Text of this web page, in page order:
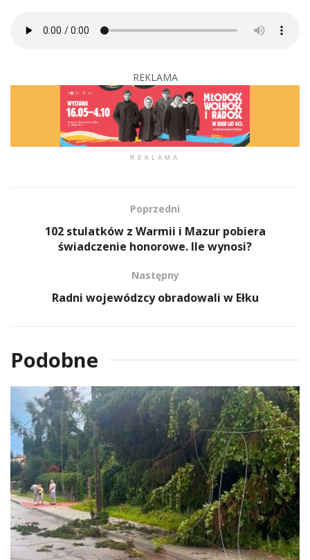
REKLAMA
REKLAMA
Poprzedni
102 stulatków z Warmii i Mazur pobiera
świadczenie honorowe. Ile wynosi?
Następny
Radni wojewódzcy obradowali w Ełku
Podobne